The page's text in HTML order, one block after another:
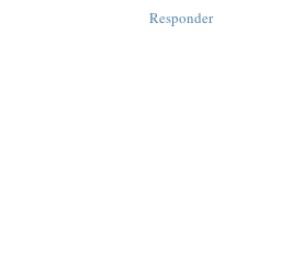
Responder